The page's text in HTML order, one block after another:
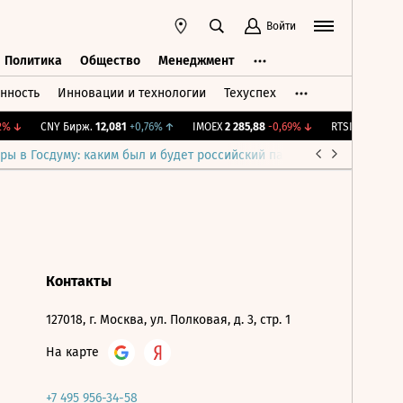
Войти
Политика Общество Менеджмент
Инновации и технологии Техуспех
↓ CNY Бирж. 12,081 +0,76%↑ IMOEX 2 285,88 -0,69%↓ RTSI 884,56
в Госдуму: каким был и будет российский парламент
Контакты
127018, г. Москва, ул. Полковая, д. 3, стр. 1
На карте
+7 495 956-34-58